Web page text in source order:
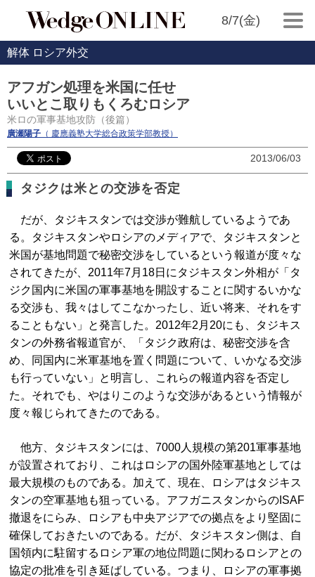
8/7(金)
解体 ロシア外交
アフガン処理を米国に任せ
いいとこ取りもくろむロシア
米ロの軍事基地攻防（後篇）
廣瀬陽子 （ 慶應義塾大学総合政策学部教授）
2013/06/03
タジクは米との交渉を否定
だが、タジキスタンでは交渉が難航しているようであ
る。タジキスタンやロシアのメディアで、タジキスタンと
米国が基地問題で秘密交渉をしているという報道が度々な
されてきたが、2011年7月18日にタジキスタン外相が「タ
ジク国内に米国の軍事基地を開設することに関するいかな
る交渉も、我々はしてこなかったし、近い将来、それをす
ることもない」と発言した。2012年2月20にも、タジキス
タンの外務省報道官が、「タジク政府は、秘密交渉を含
め、同国内に米軍基地を置く問題について、いかなる交渉
も行っていない」と明言し、これらの報道内容を否定し
た。それでも、やはりこのような交渉があるという情報が
度々報じられてきたのである。
他方、タジキスタンには、7000人規模の第201軍事基地
が設置されており、これはロシアの国外陸軍基地としては
最大規模のものである。加えて、現在、ロシアはタジキス
タンの空軍基地も狙っている。アフガニスタンからのISAF
撤退をにらみ、ロシアも中央アジアでの拠点をより堅固に
確保しておきたいのである。だが、タジキスタン側は、自
国領内に駐留するロシア軍の地位問題に関わるロシアとの
協定の批准を引き延ばしている。つまり、ロシアの軍事拠